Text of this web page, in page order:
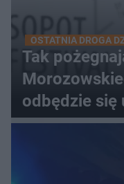
OSTATNIA DROGA
Tak
odbędzie się